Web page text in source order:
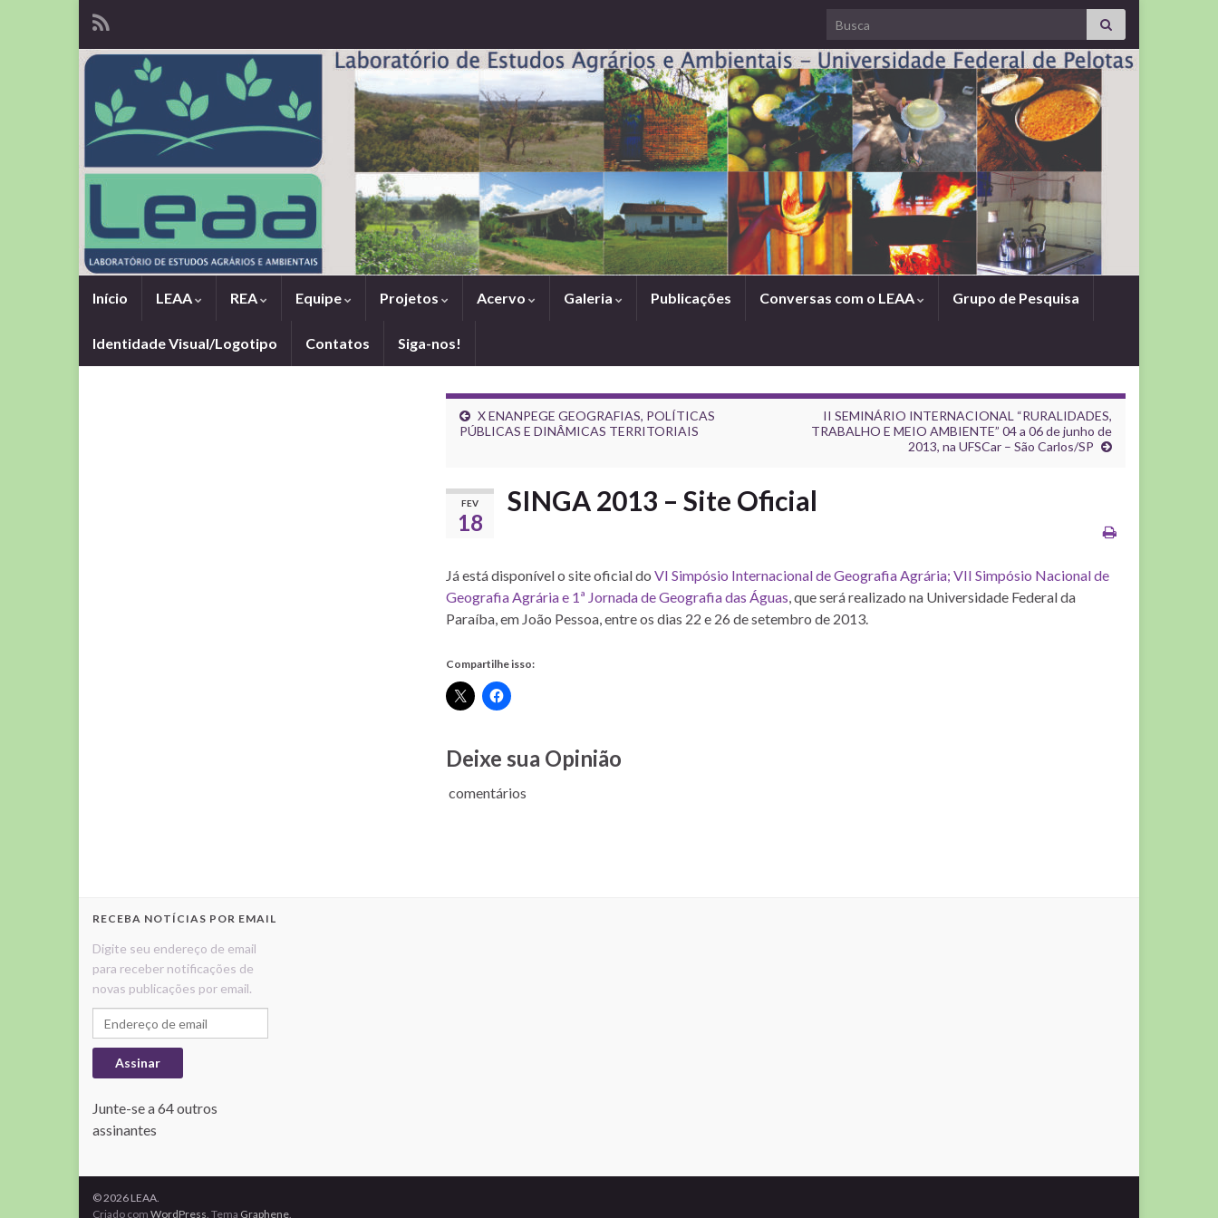
Search for:
Início LEAA REA Equipe Projetos Acervo Galeria Publicações Conversas com o LEAA Grupo de Pesquisa
Identidade Visual/Logotipo Contatos Siga-nos!
X ENANPEGE GEOGRAFIAS, POLÍTICAS
PÚBLICAS E DINÂMICAS TERRITORIAIS
II SEMINÁRIO INTERNACIONAL “RURALIDADES,
TRABALHO E MEIO AMBIENTE” 04 a 06 de junho de
2013, na UFSCar – São Carlos/SP
FEV
18
SINGA 2013 – Site Oficial
Já está disponível o site oficial do VI Simpósio Internacional de Geografia Agrária; VII Simpósio Nacional de
Geografia Agrária e 1ª Jornada de Geografia das Águas, que será realizado na Universidade Federal da
Paraíba, em João Pessoa, entre os dias 22 e 26 de setembro de 2013.
Compartilhe isso:
Deixe sua Opinião
comentários
RECEBA NOTÍCIAS POR EMAIL
Digite seu endereço de email
para receber notificações de
novas publicações por email.
Endereço de email
Assinar
Junte-se a 64 outros
assinantes
© 2026 LEAA.
Criado com WordPress. Tema Graphene.